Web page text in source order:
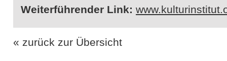
Weiterführender Link:
« zurück zur Übersicht